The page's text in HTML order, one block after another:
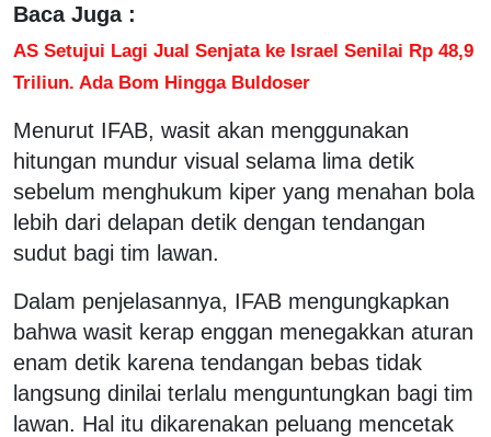
Baca Juga :
AS Setujui Lagi Jual Senjata ke Israel Senilai Rp 48,9
Triliun. Ada Bom Hingga Buldoser
Menurut IFAB, wasit akan menggunakan
hitungan mundur visual selama lima detik
sebelum menghukum kiper yang menahan bola
lebih dari delapan detik dengan tendangan
sudut bagi tim lawan.
Dalam penjelasannya, IFAB mengungkapkan
bahwa wasit kerap enggan menegakkan aturan
enam detik karena tendangan bebas tidak
langsung dinilai terlalu menguntungkan bagi tim
lawan. Hal itu dikarenakan peluang mencetak